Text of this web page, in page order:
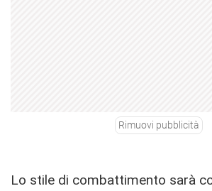
Rimuovi pubblicità
Lo stile di combattimento sarà